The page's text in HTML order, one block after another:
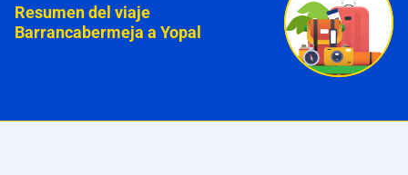
Resumen del viaje
Barrancabermeja a Yopal